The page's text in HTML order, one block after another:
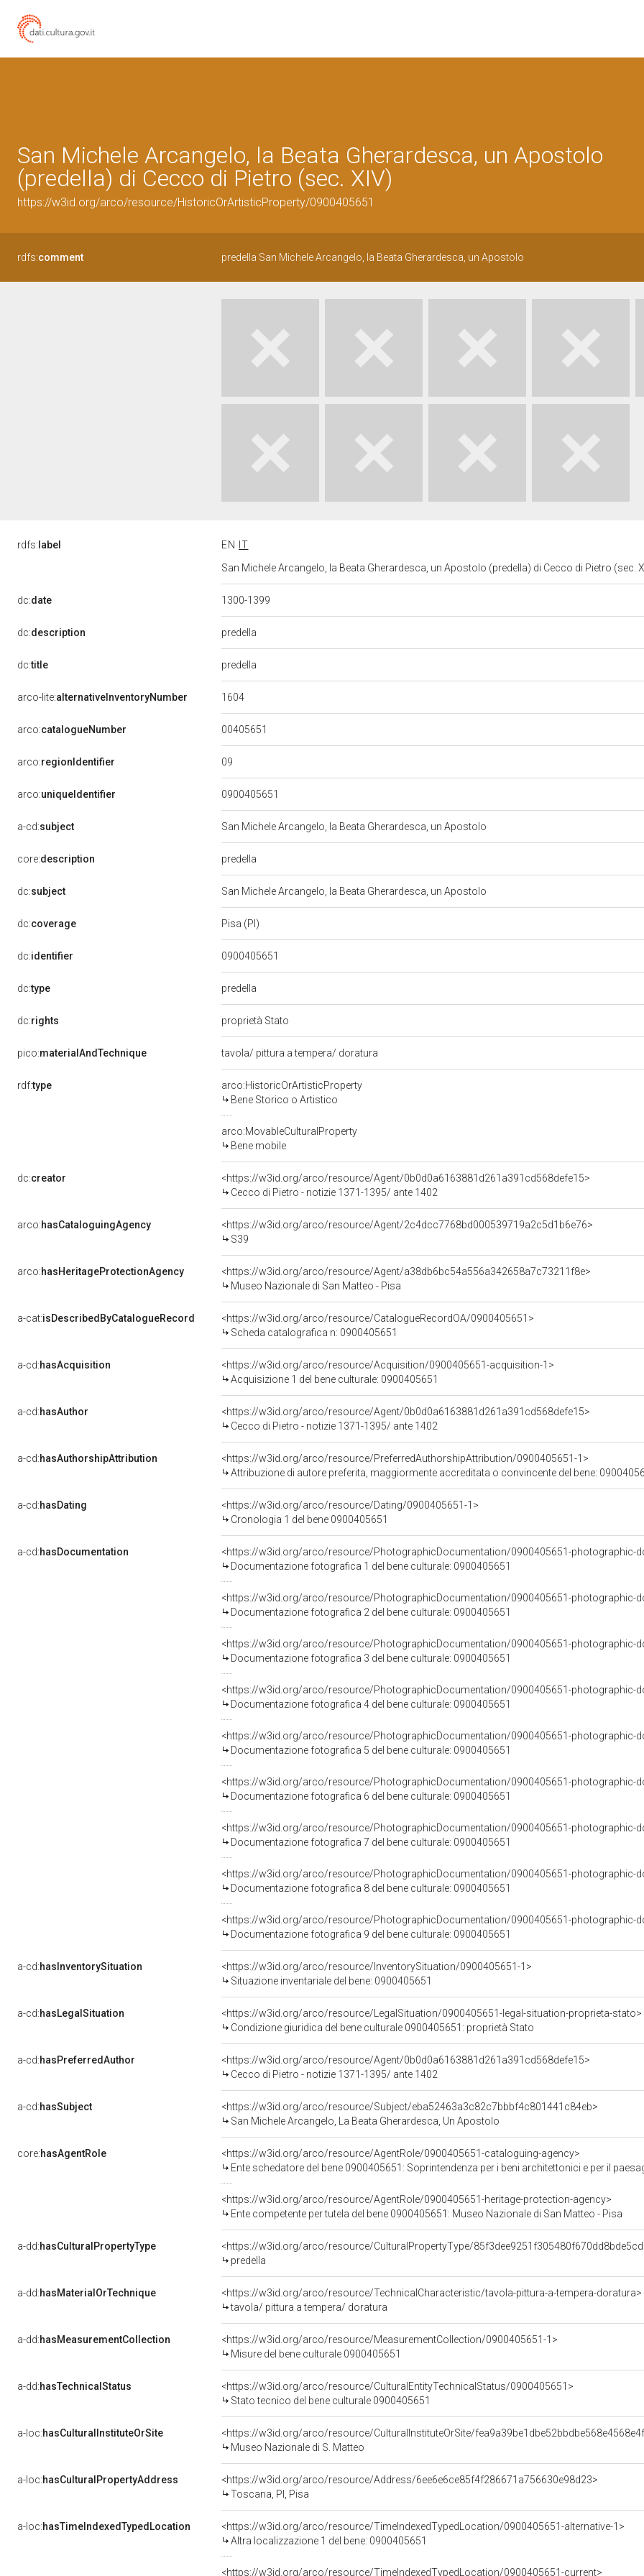
San Michele Arcangelo, la Beata Gherardesca, un Apostolo
(predella) di Cecco di Pietro (sec. XIV)
https://w3id.org/arco/resource/HistoricOrArtisticProperty/0900405651
rdfs:comment predella San Michele Arcangelo, la Beata Gherardesca, un Apostolo
rdfs: label EN
IT
San Michele Arcangelo, la Beata Gherardesca, un Apostolo (predella) di Cecco di Pietro (sec.
dc:date 1300-1399
dc:description predella
dc:title predella
arco-lite:alternativeInventoryNumber 1604
arco:catalogueNumber 00405651
arco:regionIdentifier 09
arco:uniqueIdentifier 0900405651
a-cd:subject San Michele Arcangelo, la Beata Gherardesca, un Apostolo
core:description predella
dc:subject San Michele Arcangelo, la Beata Gherardesca, un Apostolo
dc:coverage Pisa (PI)
dc:identifier 0900405651
dc:type predella
dc:rights proprietà Stato
pico:materialAndTechnique tavola/ pittura a tempera/ doratura
rdf:type
arco:HistoricOrArtisticProperty
Bene Storico o Artistico
arco:MovableCulturalProperty
Bene mobile
dc:creator
<https://w3id.org/arco/resource/Agent/0b0d0a6163881d261a391cd568defe15>
Cecco di Pietro - notizie 1371-1395/ ante 1402
arco:hasCataloguingAgency
<https://w3id.org/arco/resource/Agent/2c4dcc7768bd000539719a2c5d1b6e76>
S39
arco:hasHeritageProtectionAgency
<https://w3id.org/arco/resource/Agent/a38db6bc54a556a342658a7c73211f8e>
Museo Nazionale di San Matteo - Pisa
a-cat:isDescribedByCatalogueRecord
<https://w3id.org/arco/resource/CatalogueRecordOA/0900405651>
Scheda catalografica n: 0900405651
a-cd:hasAcquisition
<https://w3id.org/arco/resource/Acquisition/0900405651-acquisition-1>
Acquisizione 1 del bene culturale: 0900405651
a-cd:hasAuthor
<https://w3id.org/arco/resource/Agent/0b0d0a6163881d261a391cd568defe15>
Cecco di Pietro - notizie 1371-1395/ ante 1402
a-cd:hasAuthorshipAttribution
<https://w3id.org/arco/resource/PreferredAuthorshipAttribution/0900405651-1>
Attribuzione di autore preferita, maggiormente accreditata o convincente del bene:
a-cd:hasDating
<https://w3id.org/arco/resource/Dating/0900405651-1>
Cronologia 1 del bene 0900405651
a-cd:hasDocumentation
<https://w3id.org/arco/resource/PhotographicDocumentation/0900405651-photographic-
Documentazione fotografica 1 del bene culturale: 0900405651
<https://w3id.org/arco/resource/PhotographicDocumentation/0900405651-photographic-
Documentazione fotografica 2 del bene culturale: 0900405651
<https://w3id.org/arco/resource/PhotographicDocumentation/0900405651-photographic-
Documentazione fotografica 3 del bene culturale: 0900405651
<https://w3id.org/arco/resource/PhotographicDocumentation/0900405651-photographic-
Documentazione fotografica 4 del bene culturale: 0900405651
<https://w3id.org/arco/resource/PhotographicDocumentation/0900405651-photographic-
Documentazione fotografica 5 del bene culturale: 0900405651
<https://w3id.org/arco/resource/PhotographicDocumentation/0900405651-photographic-
Documentazione fotografica 6 del bene culturale: 0900405651
<https://w3id.org/arco/resource/PhotographicDocumentation/0900405651-photographic-
Documentazione fotografica 7 del bene culturale: 0900405651
<https://w3id.org/arco/resource/PhotographicDocumentation/0900405651-photographic-
Documentazione fotografica 8 del bene culturale: 0900405651
<https://w3id.org/arco/resource/PhotographicDocumentation/0900405651-photographic-
Documentazione fotografica 9 del bene culturale: 0900405651
a-cd:hasInventorySituation
<https://w3id.org/arco/resource/InventorySituation/0900405651-1>
Situazione inventariale del bene: 0900405651
a-cd:hasLegalSituation
<https://w3id.org/arco/resource/LegalSituation/0900405651-legal-situation-proprieta-stato>
Condizione giuridica del bene culturale 0900405651: proprietà Stato
a-cd:hasPreferredAuthor
<https://w3id.org/arco/resource/Agent/0b0d0a6163881d261a391cd568defe15>
Cecco di Pietro - notizie 1371-1395/ ante 1402
a-cd:hasSubject
<https://w3id.org/arco/resource/Subject/eba52463a3c82c7bbbf4c801441c84eb>
San Michele Arcangelo, La Beata Gherardesca, Un Apostolo
core:hasAgentRole
<https://w3id.org/arco/resource/AgentRole/0900405651-cataloguing-agency>
Ente schedatore del bene 0900405651: Soprintendenza per i beni architettonici e per il paesaggio, per il
<https://w3id.org/arco/resource/AgentRole/0900405651-heritage-protection-agency>
Ente competente per tutela del bene 0900405651: Museo Nazionale di San Matteo - Pisa
a-dd:hasCulturalPropertyType
<https://w3id.org/arco/resource/CulturalPropertyType/
predella
a-dd:hasMaterialOrTechnique
<https://w3id.org/arco/resource/TechnicalCharacteristic/tavola-pittura-a-tempera-doratura>
tavola/ pittura a tempera/ doratura
a-dd:hasMeasurementCollection
<https://w3id.org/arco/resource/MeasurementCollection/0900405651-1>
Misure del bene culturale 0900405651
a-dd:hasTechnicalStatus
<https://w3id.org/arco/resource/CulturalEntityTechnicalStatus/0900405651>
Stato tecnico del bene culturale 0900405651
a-loc:hasCulturalInstituteOrSite
<https://w3id.org/arco/resource/CulturalInstituteOrSite/
Museo Nazionale di S. Matteo
a-loc:hasCulturalPropertyAddress
<https://w3id.org/arco/resource/Address/6ee6e6ce85f4f286671a756630e98d23>
Toscana, PI, Pisa
a-loc:hasTimeIndexedTypedLocation
<https://w3id.org/arco/resource/TimeIndexedTypedLocation/0900405651-alternative-1>
Altra localizzazione 1 del bene: 0900405651
<https://w3id.org/arco/resource/TimeIndexedTypedLocation/0900405651-current>